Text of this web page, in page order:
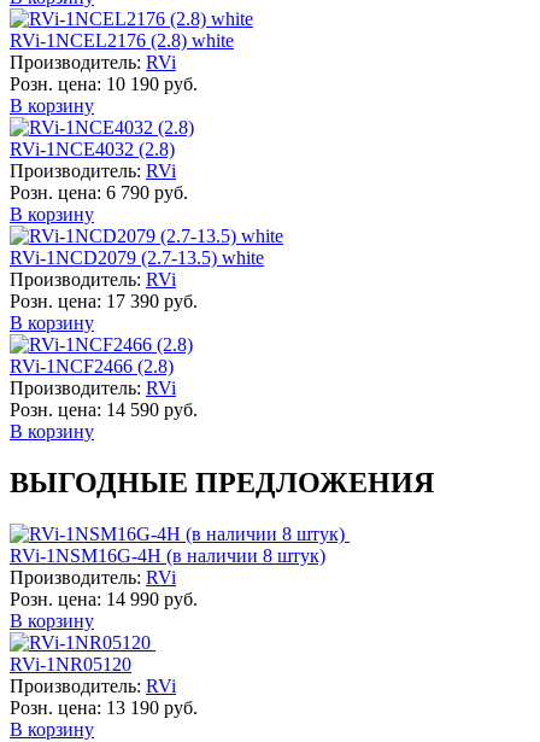
RVi-1NCEL2176 (2.8) white
Производитель: RVi
Розн. цена: 10 190 руб.
В корзину
RVi-1NCE4032 (2.8)
Производитель: RVi
Розн. цена: 6 790 руб.
В корзину
RVi-1NCD2079 (2.7-13.5) white
Производитель: RVi
Розн. цена: 17 390 руб.
В корзину
RVi-1NCF2466 (2.8)
Производитель: RVi
Розн. цена: 14 590 руб.
В корзину
ВЫГОДНЫЕ ПРЕДЛОЖЕНИЯ
RVi-1NSM16G-4H (в наличии 8 штук)
Производитель: RVi
Розн. цена: 14 990 руб.
В корзину
RVi-1NR05120
Производитель: RVi
Розн. цена: 13 190 руб.
В корзину